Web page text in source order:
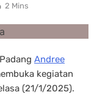
2 Mins
Andree
kegiatan
(21/1/2025).